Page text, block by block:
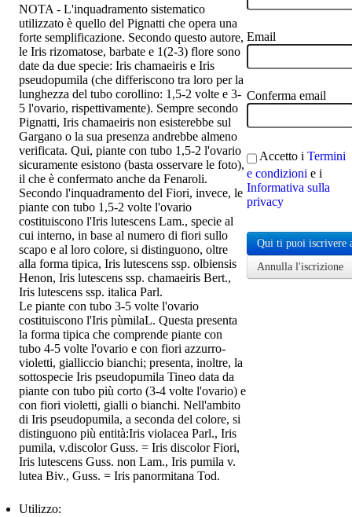
NOTA - L'inquadramento sistematico
utilizzato è quello del Pignatti che opera una
forte semplificazione. Secondo questo autore,
le Iris rizomatose, barbate e 1(2-3) flore sono
date da due specie: Iris chamaeiris e Iris
pseudopumila (che differiscono tra loro per la
lunghezza del tubo corollino: 1,5-2 volte e 3-
5 l'ovario, rispettivamente). Sempre secondo
Pignatti, Iris chamaeiris non esisterebbe sul
Gargano o la sua presenza andrebbe almeno
verificata. Qui, piante con tubo 1,5-2 l'ovario
sicuramente esistono (basta osservare le foto),
il che è confermato anche da Fenaroli.
Secondo l'inquadramento del Fiori, invece, le
piante con tubo 1,5-2 volte l'ovario
costituiscono l'Iris lutescens Lam., specie al
cui interno, in base al numero di fiori sullo
scapo e al loro colore, si distinguono, oltre
alla forma tipica, Iris lutescens ssp. olbiensis
Henon, Iris lutescens ssp. chamaeiris Bert.,
Iris lutescens ssp. italica Parl.
Le piante con tubo 3-5 volte l'ovario
costituiscono l'Iris pùmilaL. Questa presenta
la forma tipica che comprende piante con
tubo 4-5 volte l'ovario e con fiori azzurro-
violetti, gialliccio bianchi; presenta, inoltre, la
sottospecie Iris pseudopumila Tineo data da
piante con tubo più corto (3-4 volte l'ovario) e
con fiori violetti, gialli o bianchi. Nell'ambito
di Iris pseudopumila, a seconda del colore, si
distinguono più entità:Iris violacea Parl., Iris
pumila, v.discolor Guss. = Iris discolor Fiori,
Iris lutescens Guss. non Lam., Iris pumila v.
lutea Biv., Guss. = Iris panormitana Tod.
Utilizzo:
Email
Conferma email
Accetto i Termini
e condizioni e i
Informativa sulla
privacy
Qui ti puoi iscrivere
Annulla l'iscrizione